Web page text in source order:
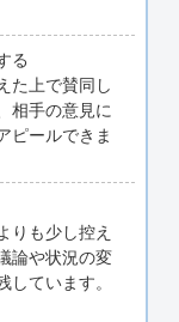
る
た上で賛同し
相手の意見に
ピールできま
りも少し控え
論や状況の変
ています。